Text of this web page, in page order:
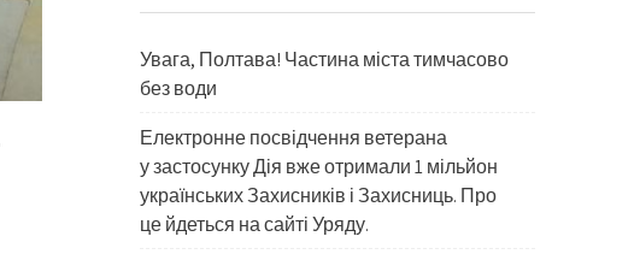
Увага, Полтава! Частина міста тимчасово
без води
Електронне посвідчення ветерана
у застосунку Дія вже отримали 1 мільйон
українських Захисників і Захисниць. Про
це йдеться на сайті Уряду.